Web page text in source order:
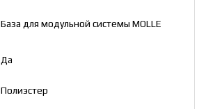
База для модульной системы MOLLE
Да
Полиэстер